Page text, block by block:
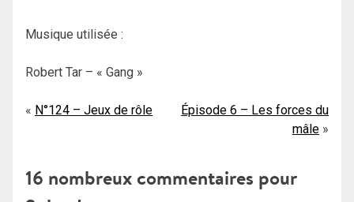
Musique utilisée :
Robert Tar – « Gang »
Navigation
l’article
N°124 – Jeux de rôle
Épisode 6 – Les forces du
mâle
16 nombreux commentaires pour